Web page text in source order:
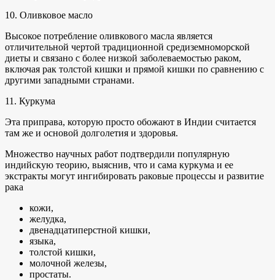
10. Оливковое масло
Высокое потребление оливкового масла является
отличительной чертой традиционной средиземноморской
диеты и связано с более низкой заболеваемостью раком,
включая рак толстой кишки и прямой кишки по сравнению с
другими западными странами.
11. Куркума
Эта приправа, которую просто обожают в Индии считается
там же и основой долголетия и здоровья.
Множество научных работ подтвердили популярную
индийскую теорию, выяснив, что и сама куркума и ее
экстракты могут ингибировать раковые процессы и развитие
рака
кожи,
желудка,
двенадцатиперстной кишки,
языка,
толстой кишки,
молочной железы,
простаты.